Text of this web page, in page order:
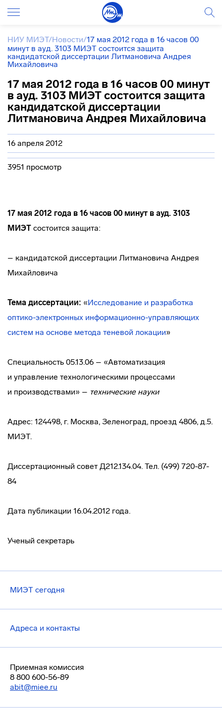
НИУ МИЭТ/Новости/17 мая 2012 года в 16 часов 00
минут в ауд. 3103 МИЭТ состоится защита
кандидатской диссертации Литмановича Андрея
Михайловича
17 мая 2012 года в 16 часов 00 минут
в ауд. 3103 МИЭТ состоится защита
кандидатской диссертации
Литмановича Андрея Михайловича
16 апреля 2012
3951 просмотр
17 мая 2012 года в 16 часов 00 минут в ауд. 3103
МИЭТ состоится защита:
– кандидатской диссертации Литмановича Андрея
Михайловича
Тема диссертации: «Исследование и разработка
оптико-электронных информационно-управляющих
систем на основе метода теневой локации»
Специальность 05.13.06 – «Автоматизация
и управление технологическими процессами
и производствами» – технические науки
Адрес: 124498, г. Москва, Зеленоград, проезд 4806, д.5.
МИЭТ.
Диссертационный совет Д212.134.04. Тел. (499) 720-87-
84
Дата публикации 16.04.2012 года.
Ученый секретарь
МИЭТ сегодня
Адреса и контакты
Приемная комиссия
8 800 600-56-89
abit@miee.ru